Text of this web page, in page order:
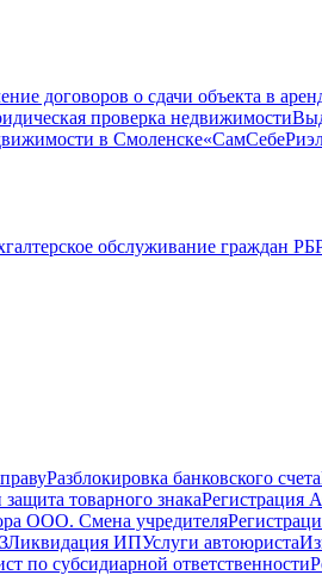
договоров о сдачи объекта в
проверка недвижимости
в Cмоленске
обслуживание граждан РБ
Разблокировка банковского счета
товарного знакаРегистрация
ООО. Смена учредителя
Ликвидация ИПУслуги автоюриста
по субсидиарной ответственности